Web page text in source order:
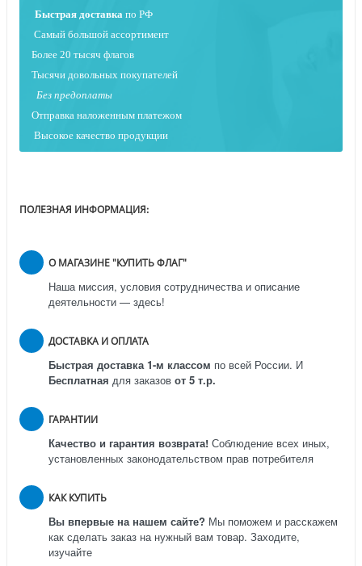
Быстрая доставка по РФ
Самый большой ассортимент
Более 20 тысяч флагов
Тысячи довольных покупателей
Без предоплаты
Отправка наложенным платежом
Высокое качество продукции
ПОЛЕЗНАЯ ИНФОРМАЦИЯ:
О МАГАЗИНЕ "КУПИТЬ ФЛАГ"
Наша миссия, условия сотрудничества и описание
деятельности — здесь!
ДОСТАВКА И ОПЛАТА
Быстрая доставка 1-м классом по всей России. И
Бесплатная для заказов от 5 т.р.
ГАРАНТИИ
Качество и гарантия возврата! Соблюдение всех иных,
установленных законодательством прав потребителя
КАК КУПИТЬ
Вы впервые на нашем сайте? Мы поможем и расскажем
как сделать заказ на нужный вам товар. Заходите,
изучайте